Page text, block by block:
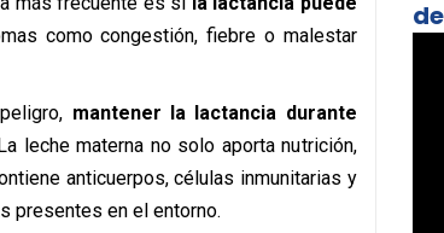
como congestión, fiebre o malestar
mantener la lactancia durante
leche materna no solo aporta nutrición,
anticuerpos, células inmunitarias y
presentes en el entorno.